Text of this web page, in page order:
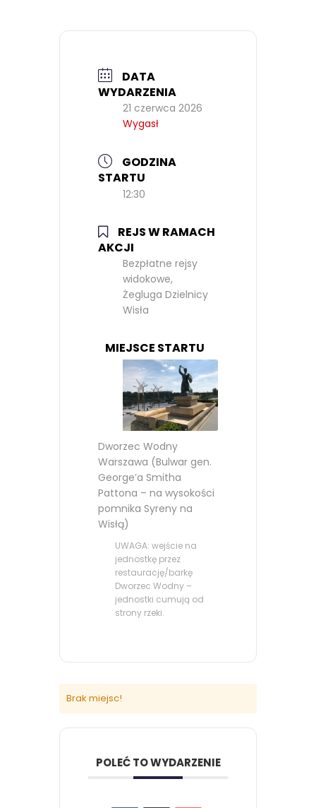
DATA
WYDARZENIA
21 czerwca 2026
Wygasł
GODZINA
STARTU
12:30
REJS W RAMACH
AKCJI
Bezpłatne rejsy
widokowe,
Żegluga Dzielnicy
Wisła
MIEJSCE STARTU
Dworzec Wodny
Warszawa (Bulwar gen.
George’a Smitha
Pattona – na wysokości
pomnika Syreny na
Wisłą)
UWAGA: wejście na
jednostkę przez
restaurację/barkę
Dworzec Wodny –
jednostki cumują od
strony rzeki.
Brak miejsc!
POLEĆ TO WYDARZENIE